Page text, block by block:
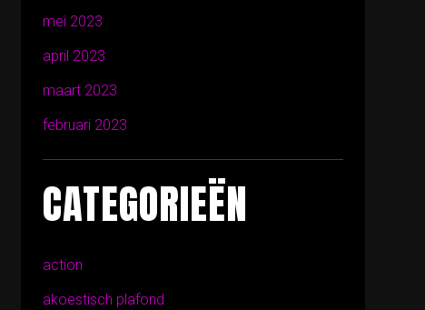
mei 2023
april 2023
maart 2023
februari 2023
CATEGORIEËN
action
akoestisch plafond